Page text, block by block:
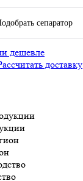
сепаратор
дешевле
доставку